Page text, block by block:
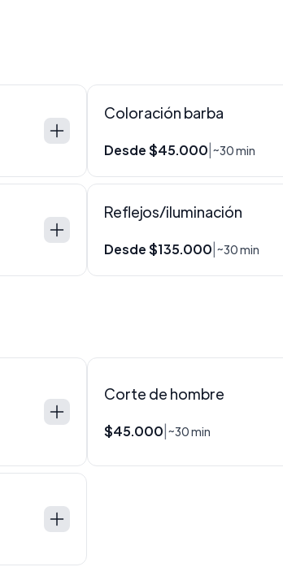
Coloración barba
Desde $45.000 ~30 min
Reflejos/iluminación
Desde $135.000 ~30 min
Corte de hombre
$45.000 ~30 min